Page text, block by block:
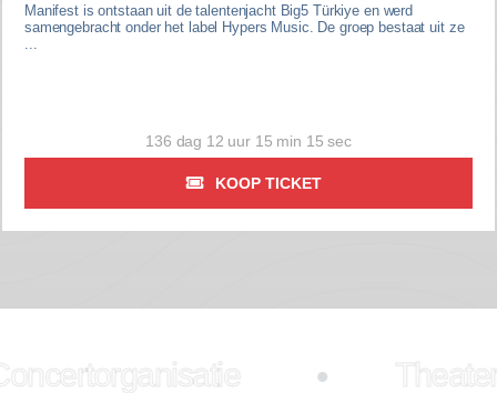
Manifest is ontstaan uit de talentenjacht Big5 Türkiye en werd
samengebracht onder het label Hypers Music. De groep bestaat uit ze
136 dag 12 uur 15 min 14 sec
KOOP TICKET